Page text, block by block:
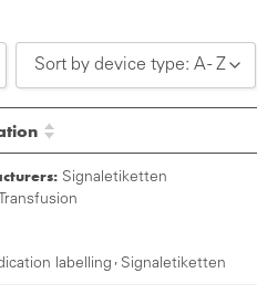
Sort by device type: A - Z
Sort by device type: A - Z
Sort by device type: Z - A
Signaletiketten
Transfusion
labelling , Signaletiketten